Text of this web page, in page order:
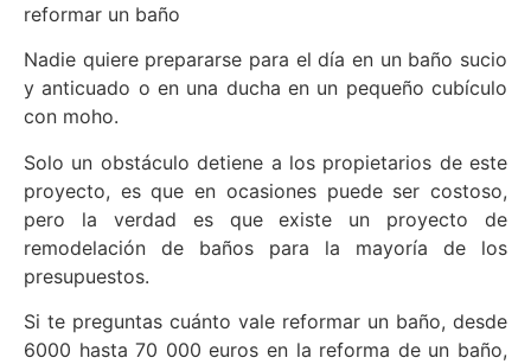
reformar un baño
Nadie quiere prepararse para el día en un baño sucio
y anticuado o en una ducha en un pequeño cubículo
con moho.
Solo un obstáculo detiene a los propietarios de este
proyecto, es que en ocasiones puede ser costoso,
pero la verdad es que existe un proyecto de
remodelación de baños para la mayoría de los
presupuestos.
Si te preguntas cuánto vale reformar un baño, desde
6000 hasta 70 000 euros en la reforma de un baño,